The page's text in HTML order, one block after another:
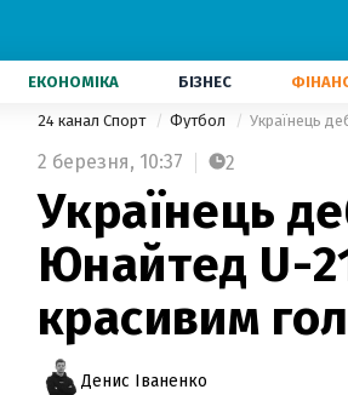
ЕКОНОМІКА БІЗНЕС
24 канал Спорт Футбол Українець
2 березня, 10:37 2
Українець
Юнайтед U-
красивим
Денис Іваненко